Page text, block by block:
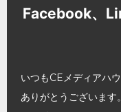
Facebook、
いつもCEメディアハ
ありがとうございます。